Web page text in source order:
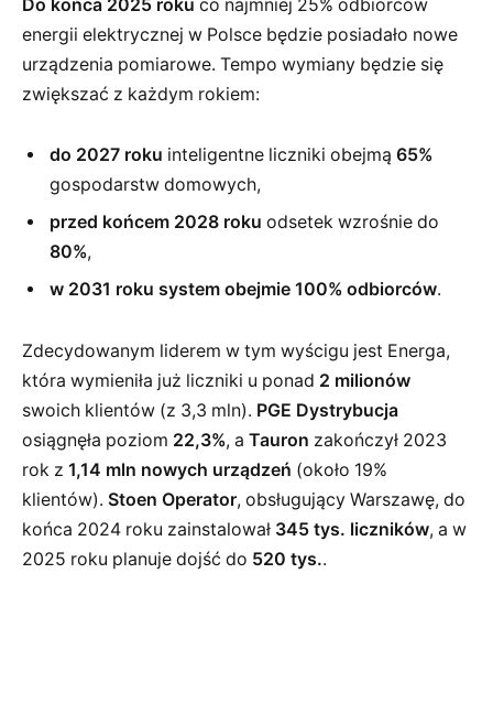
Do końca 2025 roku co najmniej 25% odbiorców
energii elektrycznej w Polsce będzie posiadało nowe
urządzenia pomiarowe. Tempo wymiany będzie się
zwiększać z każdym rokiem:
do 2027 roku inteligentne liczniki obejmą 65%
gospodarstw domowych,
przed końcem 2028 roku odsetek wzrośnie do
80%,
w 2031 roku system obejmie 100% odbiorców.
Zdecydowanym liderem w tym wyścigu jest Energa,
która wymieniła już liczniki u ponad 2 milionów
swoich klientów (z 3,3 mln). PGE Dystrybucja
osiągnęła poziom 22,3%, a Tauron zakończył 2023
rok z 1,14 mln nowych urządzeń (około 19%
klientów). Stoen Operator, obsługujący Warszawę, do
końca 2024 roku zainstalował 345 tys. liczników, a w
2025 roku planuje dojść do 520 tys..